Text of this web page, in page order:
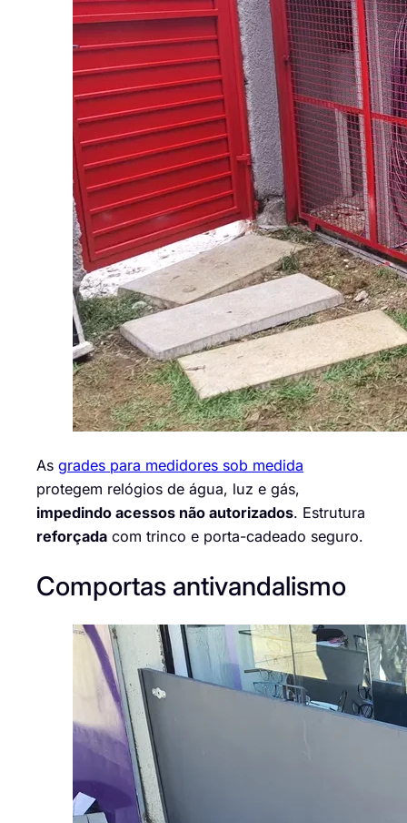
As grades para medidores sob medida
protegem relógios de água, luz e gás,
impedindo acessos não autorizados. Estrutura
reforçada com trinco e porta-cadeado seguro.
Comportas antivandalismo